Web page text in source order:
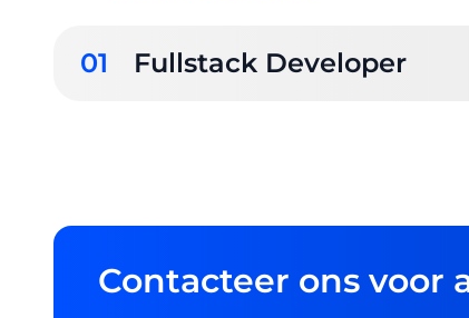
01 Fullstack Developer
Contacteer ons voor